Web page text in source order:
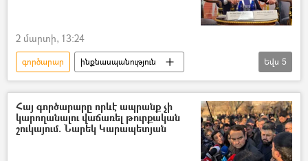
2 մարտի, 13:24
գործարար
ինքնասպանություն
ինքնասպանության փորձ
Մոսկվա
Հյուրանոց
Մահ
Ումար Ջաբրայիլով
Եվս 5
Հայ գործարարը որևէ ապրանք չի
կարողանալու վաճառել թուրքական
շուկայում. Նարեկ Կարապետյան